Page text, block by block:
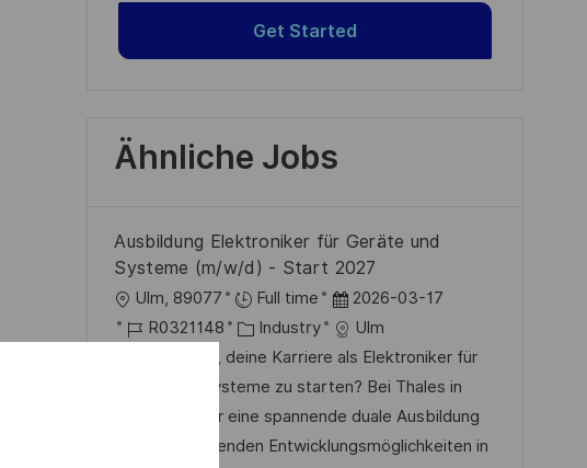
Get Started
Ähnliche Jobs
Ausbildung Elektroniker für Geräte und
Systeme (m/w/d) - Start 2027
O
r
Ulm, 89077 Full time
D
a
t
u
m
d
2026-03-17
J
R0321148
K
a
t
e
g
Industry
Ulm
Bist du bereit, deine Karriere als Elektroniker für
Geräte und Systeme zu starten? Bei Thales in
Ulm bieten wir eine spannende duale Ausbildung
mit hervorragenden Entwicklungsmöglichkeiten in